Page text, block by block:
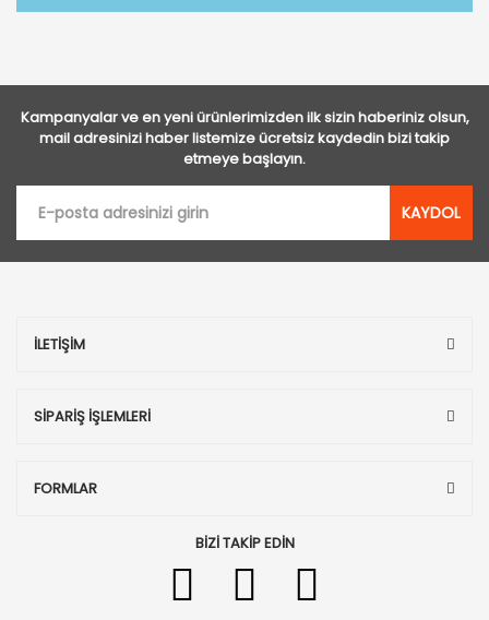
Kampanyalar ve en yeni ürünlerimizden ilk sizin haberiniz olsun,
mail adresinizi haber listemize ücretsiz kaydedin bizi takip
etmeye başlayın.
KAYDOL
İLETİŞİM
SİPARİŞ İŞLEMLERİ
FORMLAR
BİZİ TAKİP EDİN